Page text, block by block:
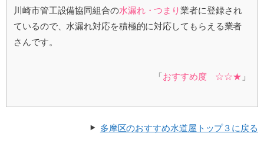
川崎市管工設備協同組合の水漏れ・つまり業者に登録され
ているので、水漏れ対応を積極的に対応してもらえる業者
さんです。
「おすすめ度 ☆☆★ 」
多摩区のおすすめ水道屋トップ３に戻る